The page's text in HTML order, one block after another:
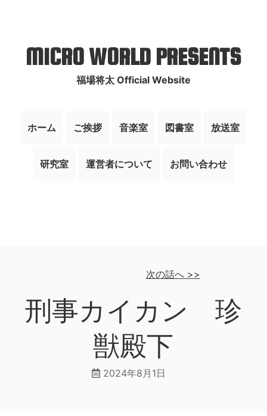
MICRO WORLD PRESENTS
福場将太 Official Website
ホーム ご挨拶 音楽室 図書室 放送室
研究室 運営者について お問い合わせ
次の話へ>>
刑事カイカン 珍
獣殿下
2024年8月1日